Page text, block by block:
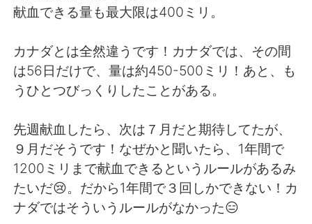
繁體中文 Español
Deutsch 日本語
한국어 Русский
ไทย Indonesia
献血できる量も最大限は400ミリ。
カナダとは全然違うです！カナダでは、その間
は56日だけで、量は約450-500ミリ！あと、も
うひとつびっくりしたことがある。
先週献血したら、次は７月だと期待してたが、
９月だそうです！なぜかと聞いたら、1年間で
1200ミリまで献血できるというルールがあるみ
たいだ😢。だから1年間で３回しかできない！カ
ナダではそういうルールがなかった😑